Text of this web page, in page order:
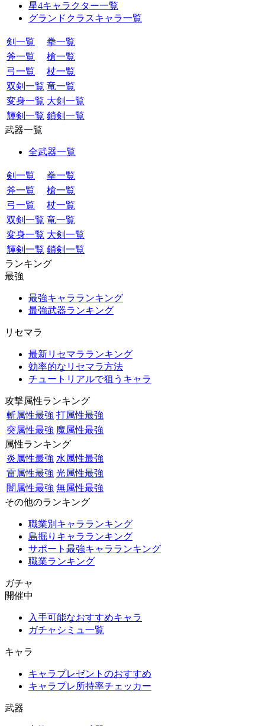
星4キャラクター一覧
グランドクラスキャラ一覧
剣一覧
拳一覧
斧一覧
槍一覧
弓一覧
杖一覧
双剣一覧 竜一覧
変身一覧 大剣一覧
輝剣一覧 鎖剣一覧
武器一覧
全武器一覧
剣一覧
拳一覧
斧一覧
槍一覧
弓一覧
杖一覧
双剣一覧 竜一覧
変身一覧 大剣一覧
輝剣一覧 鎖剣一覧
ランキング
最強
最強キャラランキング
最強武器ランキング
リセマラ
最新リセマラランキング
効率的なリセマラ方法
チュートリアルで狙うキャラ
攻撃属性ランキング
斬属性最強 打属性最強
突属性最強 魔属性最強
属性ランキング
炎属性最強 水属性最強
雷属性最強 光属性最強
闇属性最強 無属性最強
その他のランキング
職業別キャラランキング
島掘りキャラランキング
サポート最強キャラランキング
職業ランキング
ガチャ
開催中
入手可能なおすすめキャラ
ガチャシミュ一覧
キャラ
キャラプレゼントのおすすめ
キャラプレ所持率チェッカー
武器